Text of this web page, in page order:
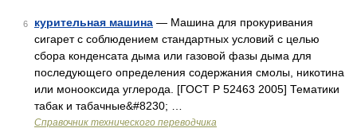
6 курительная машина — Машина для прокуривания
сигарет с соблюдением стандартных условий с целью
сбора конденсата дыма или газовой фазы дыма для
последующего определения содержания смолы, никотина
или монооксида углерода. [ГОСТ Р 52463 2005] Тематики
табак и табачные&#8230; …
Справочник технического переводчика